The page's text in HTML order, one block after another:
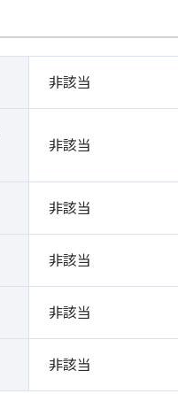
非該当
非該当
非該当
非該当
非該当
非該当